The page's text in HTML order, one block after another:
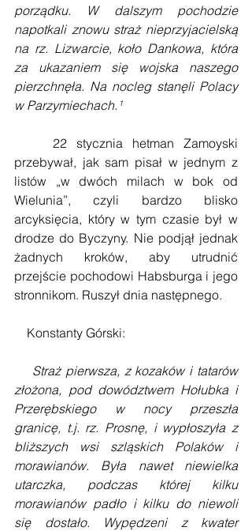
porządku. W dalszym pochodzie
napotkali znowu straż nieprzyjacielską
na rz. Lizwarcie, koło Dankowa, która
za ukazaniem się wojska naszego
pierzchnęła. Na nocleg stanęli Polacy
w Parzymiechach.¹
przebywał, jak sam pisał w jednym z
listów „w dwóch milach w bok od
Wielunia”, czyli bardzo blisko
arcyksięcia, który w tym czasie był w
drodze do Byczyny. Nie podjął jednak
żadnych kroków, aby utrudnić
przejście pochodowi Habsburga i jego
stronnikom. Ruszył dnia następnego.
    Konstanty Górski:
Straż pierwsza, z kozaków i tatarów
złożona, pod dowództwem Hołubka i
Przerębskiego w nocy przeszła
granicę, t.j. rz. Prosnę, i wypłoszyła z
bliższych wsi szląskich Polaków i
morawianów. Była nawet niewielka
utarczka, podczas której kilku
morawianów padło i kilku do niewoli
się dostało. Wypędzeni z kwater